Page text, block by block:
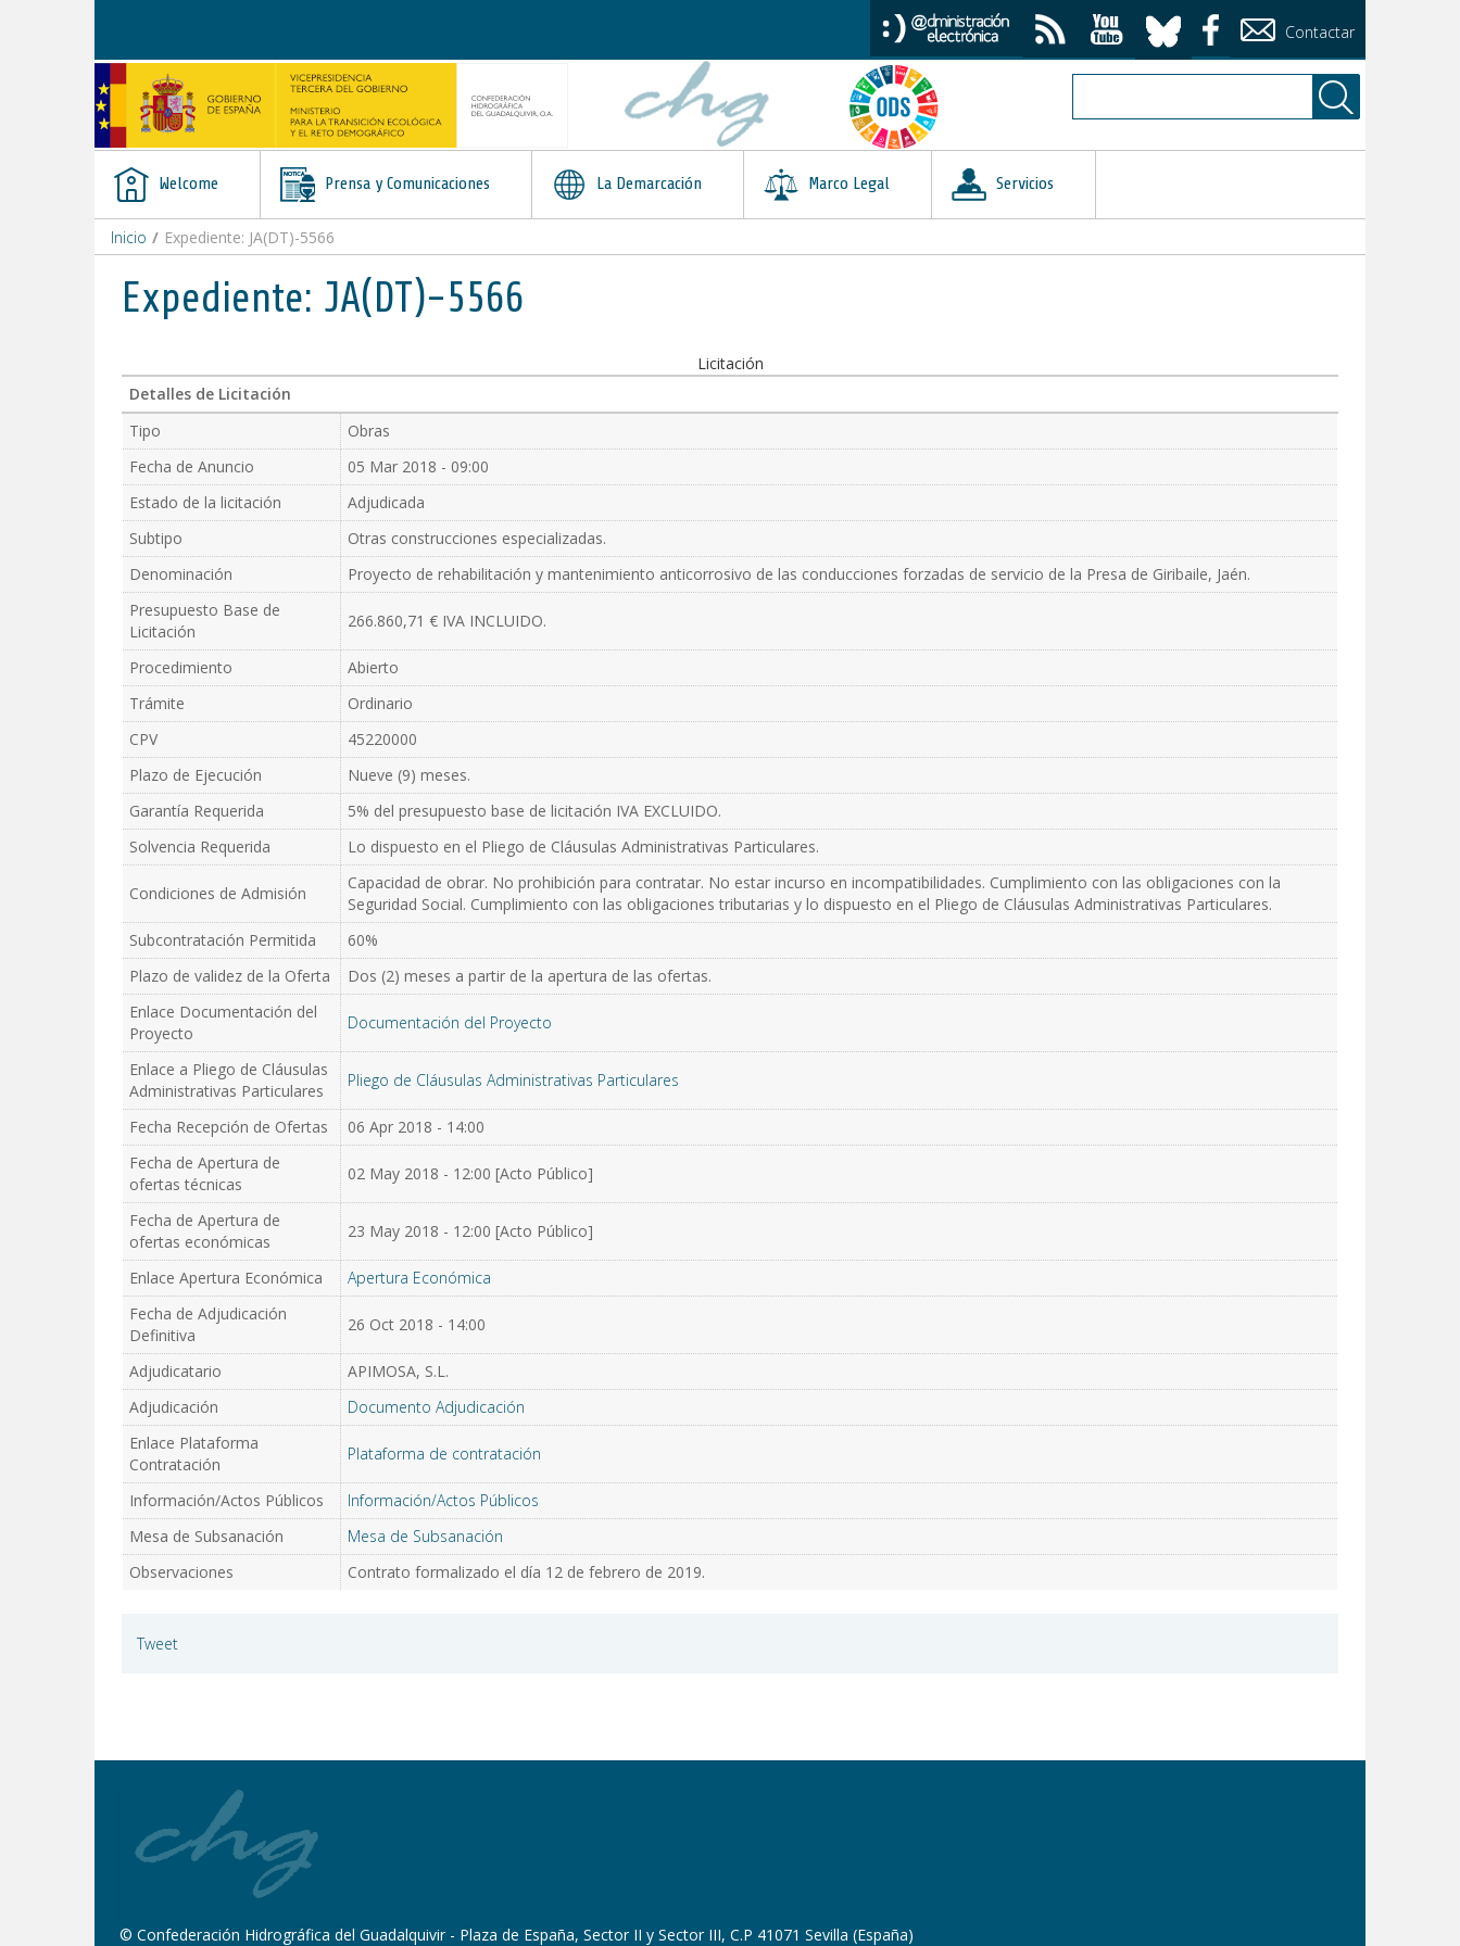
Contactar
Welcome Prensa y Comunicaciones La Demarcación Marco Legal Servicios
Inicio / Expediente: JA(DT)-5566
Expediente: JA(DT)-5566
Licitación
Detalles de Licitación
Tipo
Obras
Fecha de Anuncio
05 Mar 2018 - 09:00
Estado de la licitación
Adjudicada
Subtipo
Otras construcciones especializadas.
Denominación
Proyecto de rehabilitación y mantenimiento anticorrosivo de las conducciones forzadas de servicio de la Presa de Giribaile, Jaén.
Presupuesto Base de
Licitación
266.860,71 € IVA INCLUIDO.
Procedimiento
Abierto
Trámite
Ordinario
CPV
45220000
Plazo de Ejecución
Nueve (9) meses.
Garantía Requerida
5% del presupuesto base de licitación IVA EXCLUIDO.
Solvencia Requerida
Lo dispuesto en el Pliego de Cláusulas Administrativas Particulares.
Condiciones de Admisión
Capacidad de obrar. No prohibición para contratar. No estar incurso en incompatibilidades. Cumplimiento con las obligaciones con la
Seguridad Social. Cumplimiento con las obligaciones tributarias y lo dispuesto en el Pliego de Cláusulas Administrativas Particulares.
Subcontratación Permitida
60%
Plazo de validez de la Oferta
Dos (2) meses a partir de la apertura de las ofertas.
Enlace Documentación del
Proyecto
Documentación del Proyecto
Enlace a Pliego de Cláusulas
Administrativas Particulares
Pliego de Cláusulas Administrativas Particulares
Fecha Recepción de Ofertas
06 Apr 2018 - 14:00
Fecha de Apertura de
ofertas técnicas
02 May 2018 - 12:00 [Acto Público]
Fecha de Apertura de
ofertas económicas
23 May 2018 - 12:00 [Acto Público]
Enlace Apertura Económica
Apertura Económica
Fecha de Adjudicación
Definitiva
26 Oct 2018 - 14:00
Adjudicatario
APIMOSA, S.L.
Adjudicación
Documento Adjudicación
Enlace Plataforma
Contratación
Plataforma de contratación
Información/Actos Públicos
Información/Actos Públicos
Mesa de Subsanación
Mesa de Subsanación
Observaciones
Contrato formalizado el día 12 de febrero de 2019.
Tweet
© Confederación Hidrográfica del Guadalquivir - Plaza de España, Sector II y Sector III, C.P 41071 Sevilla (España)